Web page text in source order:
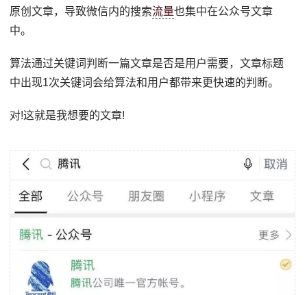
原创文章，导致微信内的搜索流量也集中在公众号文章
中。
算法通过关键词判断一篇文章是否是用户需要，文章标题
中出现1次关键词会给算法和用户都带来更快速的判断。
对!这就是我想要的文章!